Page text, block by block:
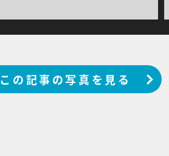
この記事の写真を見る